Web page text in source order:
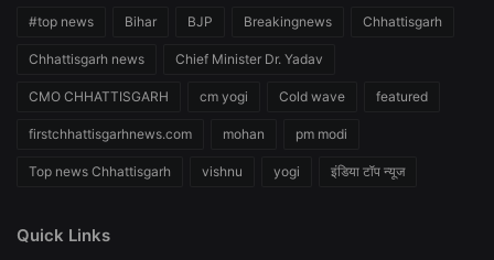
#top news Bihar BJP Breakingnews Chhattisgarh
Chhattisgarh news Chief Minister Dr. Yadav
CMO CHHATTISGARH cm yogi Cold wave featured
firstchhattisgarhnews.com mohan pm modi
Top news Chhattisgarh vishnu yogi इंडिया टॉप न्यूज
Quick Links